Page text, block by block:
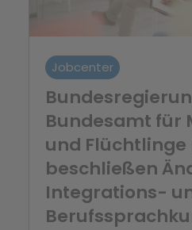
Jobcenter
Bundesamt für
und Flüchtlinge
beschließen
Integrations-